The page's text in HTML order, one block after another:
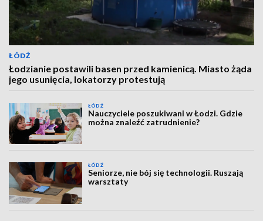
ŁÓDŹ
Łodzianie postawili basen przed kamienicą. Miasto żąda
jego usunięcia, lokatorzy protestują
ŁÓDŹ
Nauczyciele poszukiwani w Łodzi. Gdzie
można znaleźć zatrudnienie?
ŁÓDŹ
Seniorze, nie bój się technologii. Ruszają
warsztaty